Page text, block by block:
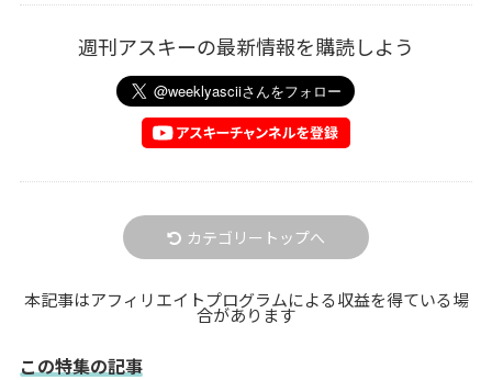
週刊アスキーの最新情報を購読しよう
カテゴリートップへ
本記事はアフィリエイトプログラムによる収益を得ている場
合があります
この特集の記事